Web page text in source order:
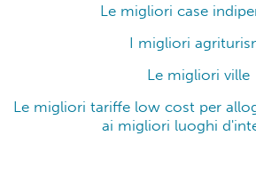
Le migliori case
I migliori
Le migliori ville
Le migliori tariffe low cost per
ai migliori luoghi